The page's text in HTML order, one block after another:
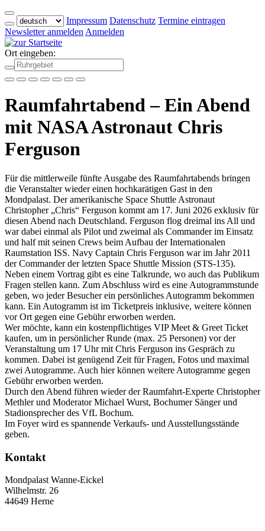
Impressum Datenschutz Termine eintragen
Newsletter anmelden Anmelden
Ort eingeben:
Raumfahrtabend – Ein Abend
mit NASA Astronaut Chris
Ferguson
Für die mittlerweile fünfte Ausgabe des Raumfahrtabends bringen
die Veranstalter wieder einen hochkarätigen Gast in den
Mondpalast. Der amerikanische Space Shuttle Astronaut
Christopher „Chris“ Ferguson kommt am 17. Juni 2026 exklusiv für
diesen Abend nach Deutschland. Ferguson flog dreimal ins All und
war dabei einmal als Pilot und zweimal als Commander im Einsatz
und half mit seinen Crews beim Aufbau der Internationalen
Raumstation ISS. Navy Captain Chris Ferguson war im Jahr 2011
der Commander der letzten Space Shuttle Mission (STS-135).
Neben einem Vortrag gibt es eine Talkrunde, wo auch das Publikum
Fragen stellen kann. Zum Abschluss wird es eine Autogrammstunde
geben, wo jeder Besucher ein persönliches Autogramm bekommen
kann. Ein Autogramm ist im Ticketpreis inklusive, weitere können
vor Ort gegen eine Gebühr erworben werden.
Wer möchte, kann ein kostenpflichtiges VIP Meet & Greet Ticket
kaufen, um in persönlicher Runde (max. 25 Personen) vor der
Veranstaltung um 17 Uhr mit Chris Ferguson ins Gespräch zu
kommen. Dabei ist genügend Zeit für Fragen, Fotos und maximal
zwei Autogramme. Auch hier können weitere Autogramme gegen
Gebühr erworben werden.
Durch den Abend führen wieder der Raumfahrt-Experte Christopher
Methler und Moderator Michael Wurst, Bochumer Sänger und
Stadionsprecher des VfL Bochum.
Im Foyer wird es spannende Verkaufs- und Ausstellungsstände
geben.
Kontakt
Mondpalast Wanne-Eickel
Wilhelmstr. 26
44649 Herne